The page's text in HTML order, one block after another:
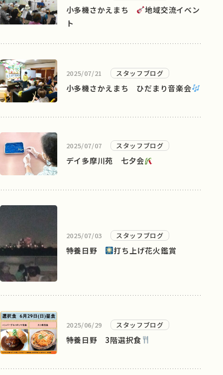
小多機さかえまち
地域交流イベン
ト
2025/07/21 スタッフブログ
小多機さかえまち ひだまり音楽会
2025/07/07 スタッフブログ
デイ多摩川苑 七夕会
2025/07/03 スタッフブログ
特養日野 打ち上げ花火鑑賞
2025/06/29 スタッフブログ
特養日野 3階選択食